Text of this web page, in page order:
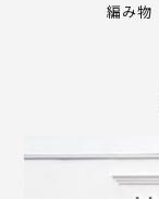
編み物